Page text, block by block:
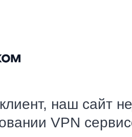
наш сайт
VPN